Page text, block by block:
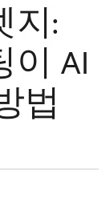
지:
이 AI
법